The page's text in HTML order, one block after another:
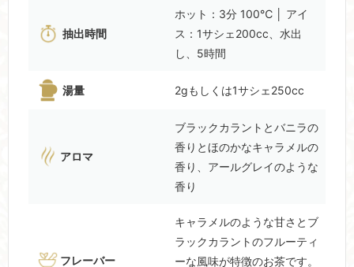
抽出時間
ホット：3分 100℃ │ アイ
ス：1サシェ200cc、水出
し、5時間
湯量 2gもしくは1サシェ250cc
アロマ
ブラックカラントとバニラの
香りとほのかなキャラメルの
香り、アールグレイのような
香り
フレーバー
キャラメルのような甘さとブ
ラックカラントのフルーティ
ーな風味が特徴のお茶です。